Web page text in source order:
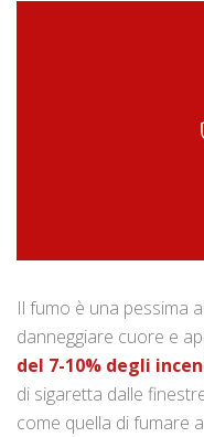
Il fumo è una pessima
danneggiare cuore e
del 7-10% degli
di sigaretta dalle
come quella di fumare